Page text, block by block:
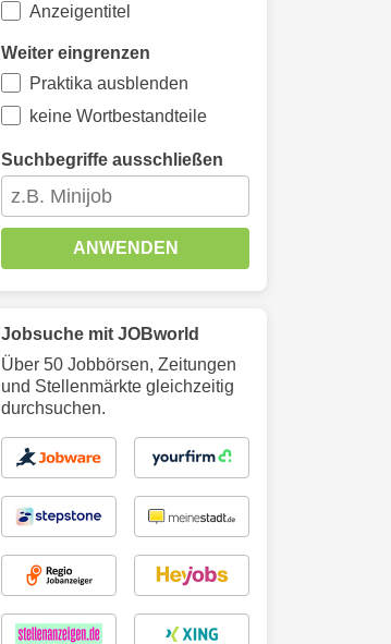
Anzeigentitel
Weiter eingrenzen
Praktika ausblenden
keine Wortbestandteile
Suchbegriffe ausschließen
ANWENDEN
Jobsuche mit JOBworld
Über 50 Jobbörsen, Zeitungen
und Stellenmärkte gleichzeitig
durchsuchen.